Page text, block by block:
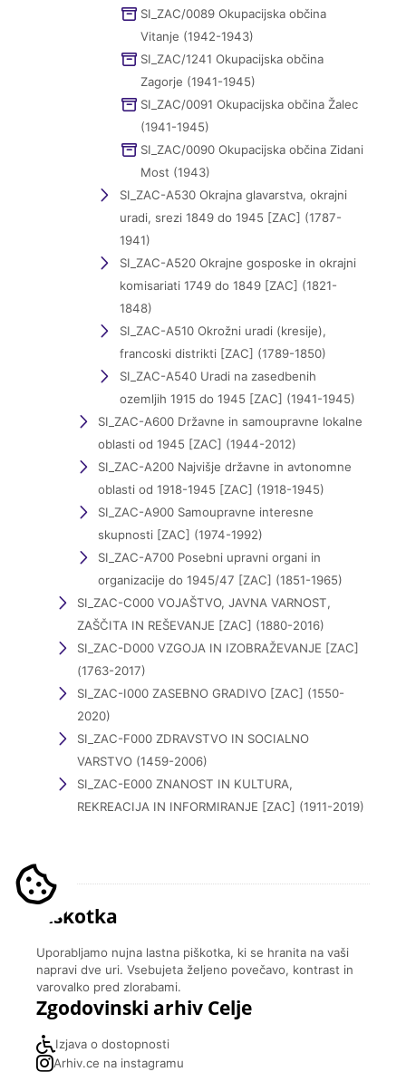
SI_ZAC/0089 Okupacijska občina
Vitanje (1942-1943)
SI_ZAC/1241 Okupacijska občina
Zagorje (1941-1945)
SI_ZAC/0091 Okupacijska občina Žalec
(1941-1945)
SI_ZAC/0090 Okupacijska občina Zidani
Most (1943)
SI_ZAC-A530 Okrajna glavarstva, okrajni
uradi, srezi 1849 do 1945 [ZAC] (1787-
1941)
SI_ZAC-A520 Okrajne gosposke in okrajni
komisariati 1749 do 1849 [ZAC] (1821-
1848)
SI_ZAC-A510 Okrožni uradi (kresije),
francoski distrikti [ZAC] (1789-1850)
SI_ZAC-A540 Uradi na zasedbenih
ozemljih 1915 do 1945 [ZAC] (1941-1945)
SI_ZAC-A600 Državne in samoupravne lokalne
oblasti od 1945 [ZAC] (1944-2012)
SI_ZAC-A200 Najvišje državne in avtonomne
oblasti od 1918-1945 [ZAC] (1918-1945)
SI_ZAC-A900 Samoupravne interesne
skupnosti [ZAC] (1974-1992)
SI_ZAC-A700 Posebni upravni organi in
organizacije do 1945/47 [ZAC] (1851-1965)
SI_ZAC-C000 VOJAŠTVO, JAVNA VARNOST,
ZAŠČITA IN REŠEVANJE [ZAC] (1880-2016)
SI_ZAC-D000 VZGOJA IN IZOBRAŽEVANJE [ZAC]
(1763-2017)
SI_ZAC-I000 ZASEBNO GRADIVO [ZAC] (1550-
2020)
SI_ZAC-F000 ZDRAVSTVO IN SOCIALNO
VARSTVO (1459-2006)
SI_ZAC-E000 ZNANOST IN KULTURA,
REKREACIJA IN INFORMIRANJE [ZAC] (1911-2019)
Piškotka
Uporabljamo nujna lastna piškotka, ki se hranita na vaši
napravi dve uri. Vsebujeta željeno povečavo, kontrast in
varovalko pred zlorabami.
Zgodovinski arhiv Celje
Izjava o dostopnosti
Arhiv.ce na instagramu